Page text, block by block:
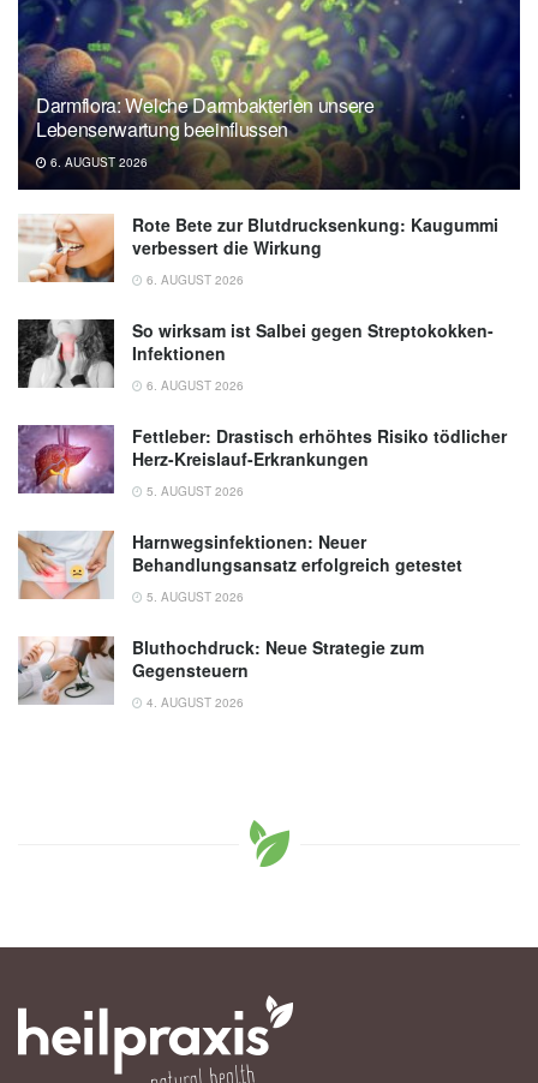
Darmflora: Welche Darmbakterien unsere
Lebenserwartung beeinflussen
6. AUGUST 2026
Rote Bete zur Blutdrucksenkung: Kaugummi
verbessert die Wirkung
6. AUGUST 2026
So wirksam ist Salbei gegen Streptokokken-
Infektionen
6. AUGUST 2026
Fettleber: Drastisch erhöhtes Risiko tödlicher
Herz-Kreislauf-Erkrankungen
5. AUGUST 2026
Harnwegsinfektionen: Neuer
Behandlungsansatz erfolgreich getestet
5. AUGUST 2026
Bluthochdruck: Neue Strategie zum
Gegensteuern
4. AUGUST 2026